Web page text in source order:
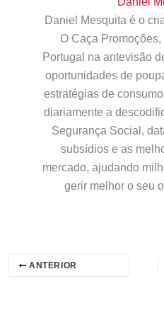
Daniel Mesquita é o
O Caça
Portugal na antevisão
oportunidades de
estratégias de
diariamente a
Segurança Social,
subsídios e as
mercado, ajudando
gerir melhor o seu
ANTERIOR